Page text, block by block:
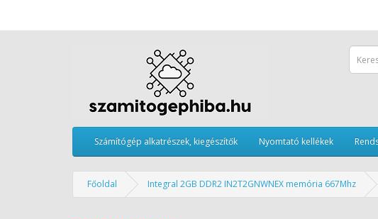
Számítógép alkatrészek, kiegészítők Nyomtató kellékek
Főoldal Integral 2GB DDR2 IN2T2GNWNEX memória 667Mhz